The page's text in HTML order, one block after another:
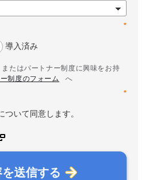
*
導入済み
たはパートナー制度に興味をお持
制度のフォーム
へ
*
いて同意します。
送信する